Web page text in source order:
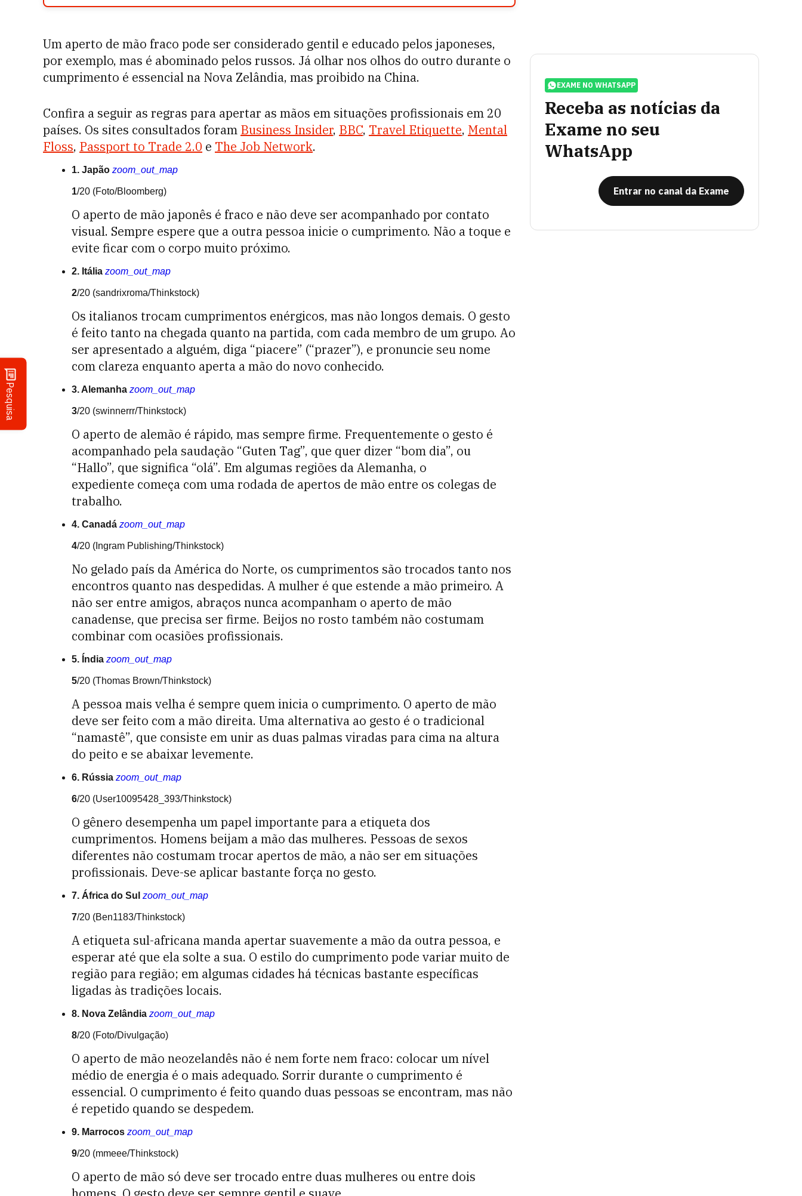
Pesquisa
Um aperto de mão fraco pode ser considerado gentil e educado pelos japoneses,
por exemplo, mas é abominado pelos russos. Já olhar nos olhos do outro durante o
cumprimento é essencial na Nova Zelândia, mas proibido na China.
Confira a seguir as regras para apertar as mãos em situações profissionais em 20
países. Os sites consultados foram Business Insider, BBC, Travel Etiquette, Mental
Floss, Passport to Trade 2.0 e The Job Network.
1. Japão zoom_out_map
1/20 (Foto/Bloomberg)
O aperto de mão japonês é fraco e não deve ser acompanhado por contato
visual. Sempre espere que a outra pessoa inicie o cumprimento. Não a toque e
evite ficar com o corpo muito próximo.
2. Itália zoom_out_map
2/20 (sandrixroma/Thinkstock)
Os italianos trocam cumprimentos enérgicos, mas não longos demais. O gesto
é feito tanto na chegada quanto na partida, com cada membro de um grupo. Ao
ser apresentado a alguém, diga “piacere” (“prazer”), e pronuncie seu nome
com clareza enquanto aperta a mão do novo conhecido.
3. Alemanha zoom_out_map
3/20 (swinnerrr/Thinkstock)
O aperto de alemão é rápido, mas sempre firme. Frequentemente o gesto é
acompanhado pela saudação “Guten Tag”, que quer dizer “bom dia”, ou
“Hallo”, que significa “olá”. Em algumas regiões da Alemanha, o
expediente começa com uma rodada de apertos de mão entre os colegas de
trabalho.
4. Canadá zoom_out_map
4/20 (Ingram Publishing/Thinkstock)
No gelado país da América do Norte, os cumprimentos são trocados tanto nos
encontros quanto nas despedidas. A mulher é que estende a mão primeiro. A
não ser entre amigos, abraços nunca acompanham o aperto de mão
canadense, que precisa ser firme. Beijos no rosto também não costumam
combinar com ocasiões profissionais.
5. Índia zoom_out_map
5/20 (Thomas Brown/Thinkstock)
A pessoa mais velha é sempre quem inicia o cumprimento. O aperto de mão
deve ser feito com a mão direita. Uma alternativa ao gesto é o tradicional
“namastê”, que consiste em unir as duas palmas viradas para cima na altura
do peito e se abaixar levemente.
6. Rússia zoom_out_map
6/20 (User10095428_393/Thinkstock)
O gênero desempenha um papel importante para a etiqueta dos
cumprimentos. Homens beijam a mão das mulheres. Pessoas de sexos
diferentes não costumam trocar apertos de mão, a não ser em situações
profissionais. Deve-se aplicar bastante força no gesto.
7. África do Sul zoom_out_map
7/20 (Ben1183/Thinkstock)
A etiqueta sul-africana manda apertar suavemente a mão da outra pessoa, e
esperar até que ela solte a sua. O estilo do cumprimento pode variar muito de
região para região; em algumas cidades há técnicas bastante específicas
ligadas às tradições locais.
8. Nova Zelândia zoom_out_map
8/20 (Foto/Divulgação)
O aperto de mão neozelandês não é nem forte nem fraco: colocar um nível
médio de energia é o mais adequado. Sorrir durante o cumprimento é
essencial. O cumprimento é feito quando duas pessoas se encontram, mas não
é repetido quando se despedem.
9. Marrocos zoom_out_map
9/20 (mmeee/Thinkstock)
O aperto de mão só deve ser trocado entre duas mulheres ou entre dois
EXAME NO WHATSAPP
Receba as notícias da
Exame no seu
WhatsApp
Entrar no canal da Exame